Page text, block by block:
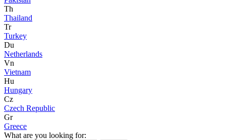
Th
Thailand
Tr
Turkey
Du
Netherlands
Vn
Vietnam
Hu
Hungary
Cz
Czech Republic
Gr
Greece
What are you looking for: